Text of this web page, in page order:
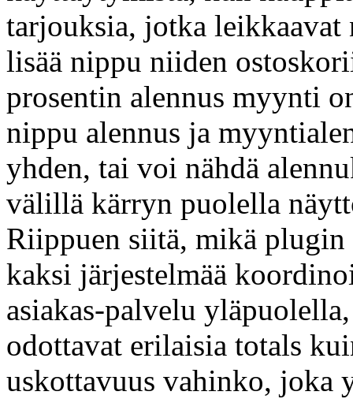
tarjouksia, jotka
lisää nippu niiden
prosentin alennus myynti
nippu alennus ja
yhden, tai voi nähdä
välillä kärryn puolella
Riippuen siitä, mikä
kaksi järjestelmää
asiakas-palvelu
odottavat erilaisia totals
uskottavuus vahinko, joka